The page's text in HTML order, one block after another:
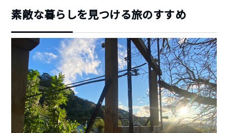
素敵な暮らしを見つける旅のすすめ